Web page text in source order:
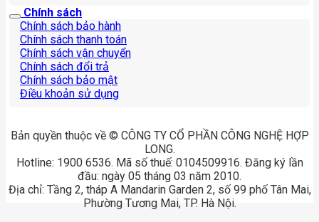
Chính sách
Chính sách bảo hành
Chính sách thanh toán
Chính sách vận chuyển
Chính sách đổi trả
Chính sách bảo mật
Điều khoản sử dụng
Bản quyền thuộc về © CÔNG TY CỔ PHẦN CÔNG NGHỆ HỢP
LONG.
Hotline: 1900 6536. Mã số thuế: 0104509916. Đăng ký lần
đầu: ngày 05 tháng 03 năm 2010.
Địa chỉ: Tầng 2, tháp A Mandarin Garden 2, số 99 phố Tân Mai,
Phường Tương Mai, TP. Hà Nội.